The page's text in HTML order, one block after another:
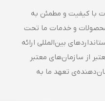
کیفیت و مطمئن به
و خدمات ما تحت
بین‌المللی ارائه
سازمان‌های معتبر
تعهد ما به